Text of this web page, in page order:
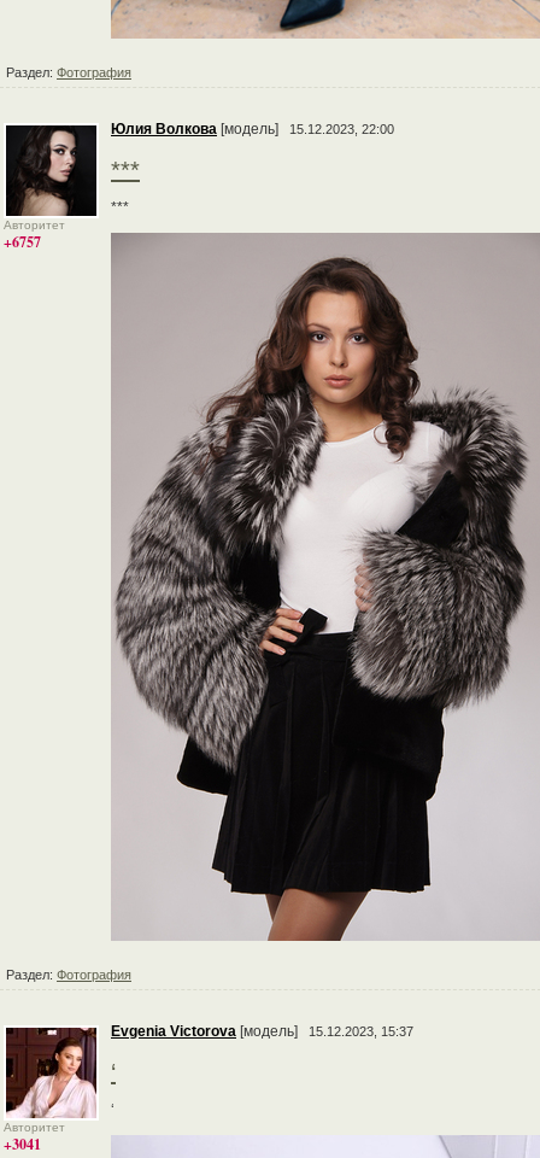
Раздел: Фотография
Авторитет
+6757
Юлия Волкова [модель] 15.12.2023, 22:00
***
***
Раздел: Фотография
Авторитет
+3041
Evgenia Victorova [модель] 15.12.2023, 15:37
‘
‘